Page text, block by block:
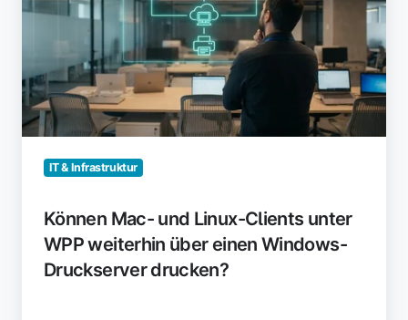
Linux-
WPP
weiterhin
über
einen
Windows-
drucken?
IT & Infrastruktur
Können Mac- und Linux-Clients unter
WPP weiterhin über einen Windows-
Druckserver drucken?